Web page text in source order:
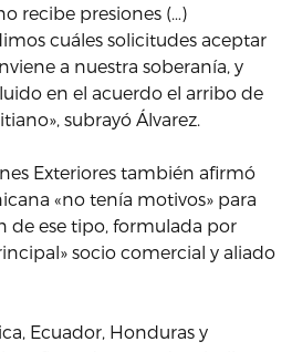
recibe presiones (…)
cuáles solicitudes aceptar
a nuestra soberanía, y
en el acuerdo el arribo de
subrayó Álvarez.
Exteriores también afirmó
«no tenía motivos» para
de ese tipo, formulada por
socio comercial y aliado
Ecuador, Honduras y